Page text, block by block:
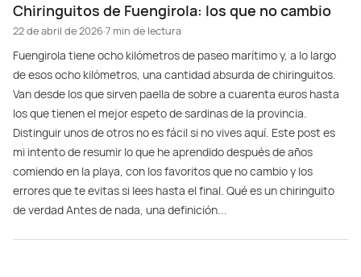
Chiringuitos de Fuengirola: los que no cambio
22 de abril de 2026·7 min de lectura
Fuengirola tiene ocho kilómetros de paseo marítimo y, a lo largo
de esos ocho kilómetros, una cantidad absurda de chiringuitos.
Van desde los que sirven paella de sobre a cuarenta euros hasta
los que tienen el mejor espeto de sardinas de la provincia.
Distinguir unos de otros no es fácil si no vives aquí. Este post es
mi intento de resumir lo que he aprendido después de años
comiendo en la playa, con los favoritos que no cambio y los
errores que te evitas si lees hasta el final. Qué es un chiringuito
de verdad Antes de nada, una definición...